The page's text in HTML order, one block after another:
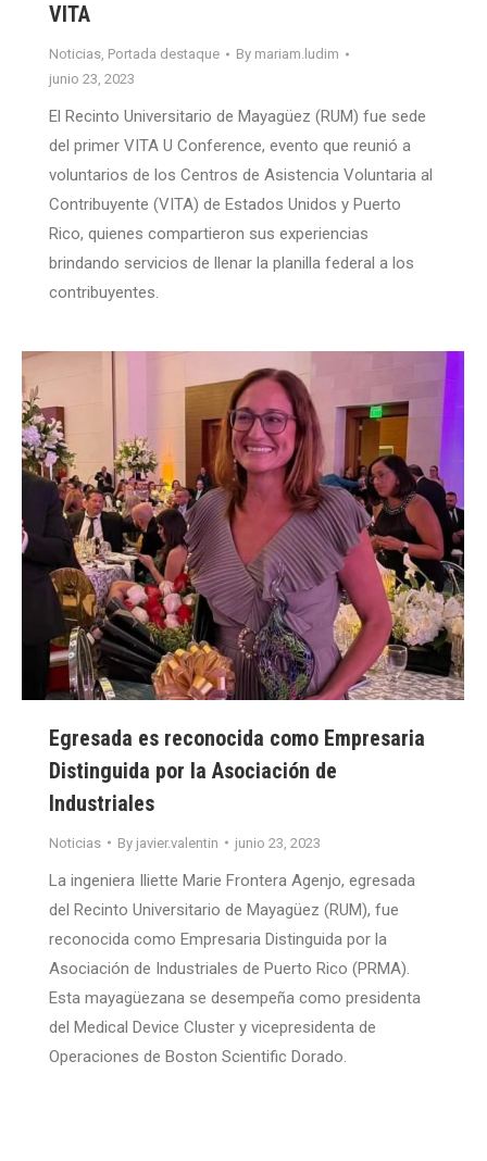
VITA
Noticias, Portada destaque By mariam.ludim
junio 23, 2023
El Recinto Universitario de Mayagüez (RUM) fue sede
del primer VITA U Conference, evento que reunió a
voluntarios de los Centros de Asistencia Voluntaria al
Contribuyente (VITA) de Estados Unidos y Puerto
Rico, quienes compartieron sus experiencias
brindando servicios de llenar la planilla federal a los
contribuyentes.
Egresada es reconocida como Empresaria
Distinguida por la Asociación de
Industriales
Noticias By javier.valentin junio 23, 2023
La ingeniera Iliette Marie Frontera Agenjo, egresada
del Recinto Universitario de Mayagüez (RUM), fue
reconocida como Empresaria Distinguida por la
Asociación de Industriales de Puerto Rico (PRMA).
Esta mayagüezana se desempeña como presidenta
del Medical Device Cluster y vicepresidenta de
Operaciones de Boston Scientific Dorado.